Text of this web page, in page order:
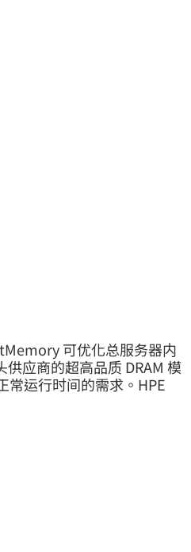
可优化总服务器内
应商的超高品质 DRAM 模
常运行时间的需求。HPE